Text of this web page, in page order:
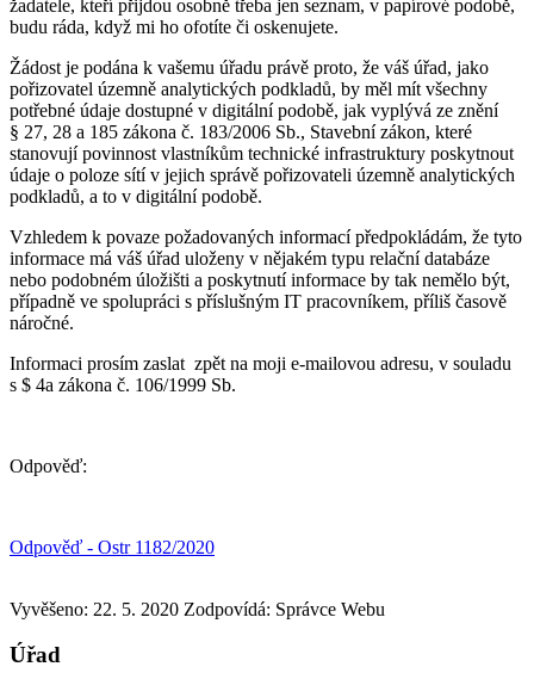
žadatele, kteří přijdou osobně třeba jen seznam, v papírové podobě,
budu ráda, když mi ho ofotíte či oskenujete.
Žádost je podána k vašemu úřadu právě proto, že váš úřad, jako
pořizovatel územně analytických podkladů, by měl mít všechny
potřebné údaje dostupné v digitální podobě, jak vyplývá ze znění
§ 27, 28 a 185 zákona č. 183/2006 Sb., Stavební zákon, které
stanovují povinnost vlastníkům technické infrastruktury poskytnout
údaje o poloze sítí v jejich správě pořizovateli územně analytických
podkladů, a to v digitální podobě.
Vzhledem k povaze požadovaných informací předpokládám, že tyto
informace má váš úřad uloženy v nějakém typu relační databáze
nebo podobném úložišti a poskytnutí informace by tak nemělo být,
případně ve spolupráci s příslušným IT pracovníkem, příliš časově
náročné.
Informaci prosím zaslat zpět na moji e-mailovou adresu, v souladu
s $ 4a zákona č. 106/1999 Sb.
Odpověď:
Odpověď - Ostr 1182/2020
Vyvěšeno: 22. 5. 2020 Zodpovídá: Správce Webu
Úřad